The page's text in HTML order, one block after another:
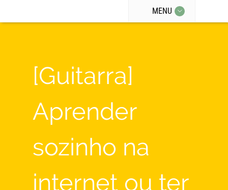
MENU
[Guitarra]
Aprender
sozinho na
internet ou ter